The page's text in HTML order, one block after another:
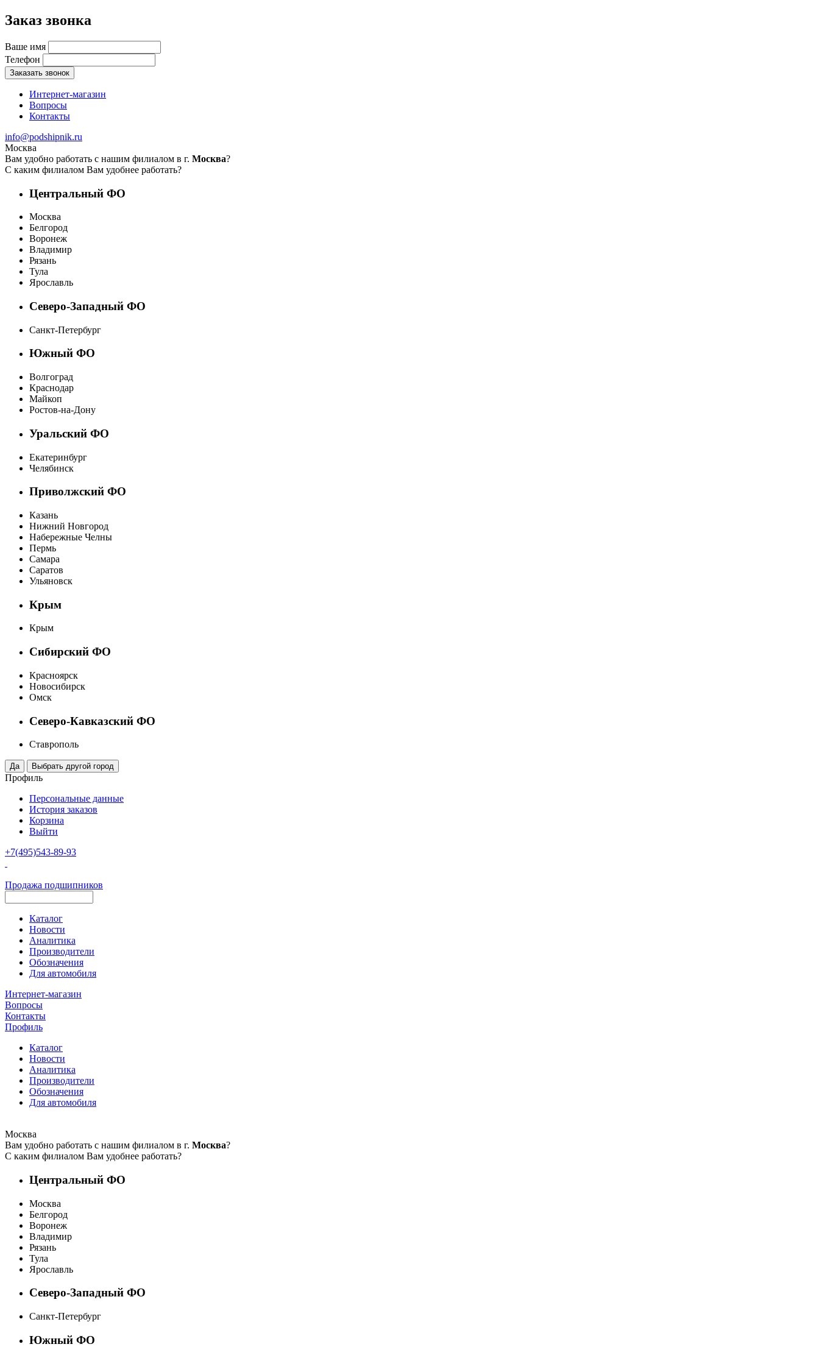
Заказ звонка
Ваше имя
Телефон
Заказать звонок
Интернет-магазин
Вопросы
Контакты
info@podshipnik.ru
Москва
Вам удобно работать с нашим филиалом в г. Москва?
С каким филиалом Вам удобнее работать?
Центральный ФО
Москва
Белгород
Воронеж
Владимир
Рязань
Тула
Ярославль
Северо-Западный ФО
Санкт-Петербург
Южный ФО
Волгоград
Краснодар
Майкоп
Ростов-на-Дону
Уральский ФО
Екатеринбург
Челябинск
Приволжский ФО
Казань
Нижний Новгород
Набережные Челны
Пермь
Самара
Саратов
Ульяновск
Крым
Крым
Сибирский ФО
Красноярск
Новосибирск
Омск
Северо-Кавказский ФО
Ставрополь
Профиль
Персональные данные
История заказов
Корзина
Выйти
+7(495)543-89-93
Продажа подшипников
Каталог
Новости
Аналитика
Производители
Обозначения
Для автомобиля
Интернет-магазин
Вопросы
Контакты
Профиль
Каталог
Новости
Аналитика
Производители
Обозначения
Для автомобиля
Москва
Вам удобно работать с нашим филиалом в г. Москва?
С каким филиалом Вам удобнее работать?
Центральный ФО
Москва
Белгород
Воронеж
Владимир
Рязань
Тула
Ярославль
Северо-Западный ФО
Санкт-Петербург
Южный ФО